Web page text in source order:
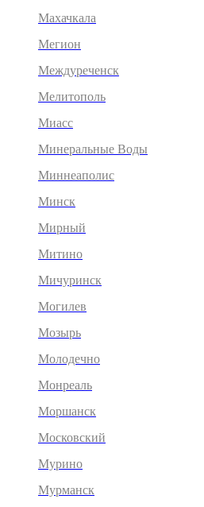
Махачкала
Мегион
Междуреченск
Мелитополь
Миасс
Минеральные Воды
Миннеаполис
Минск
Мирный
Митино
Мичуринск
Могилев
Мозырь
Молодечно
Монреаль
Моршанск
Московский
Мурино
Мурманск